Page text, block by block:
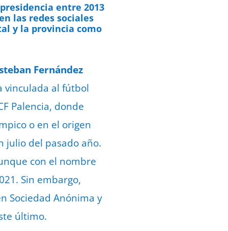
entre 2013
las redes sociales
y la provincia como
Fernández
vinculada al fútbol
Palencia, donde
o en el origen
julio del pasado año.
con el nombre
Sin embargo,
Sociedad Anónima y
último.